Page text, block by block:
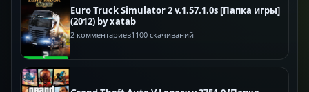
Euro Truck Simulator 2 v.1.57.1.0s [Папка игры]
(2012) by xatab
2 комментариев1100 скачиваний